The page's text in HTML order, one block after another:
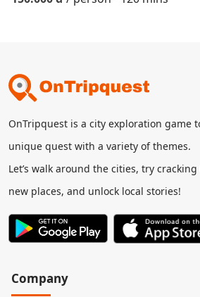
OnTripquest is a city exploration game
unique quest with a variety of themes.
Let’s walk around the cities, try
new places, and unlock local stories!
Company